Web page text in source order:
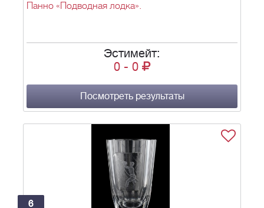
Панно «Подводная лодка».
Эстимейт:
0 - 0
Посмотреть результаты
6